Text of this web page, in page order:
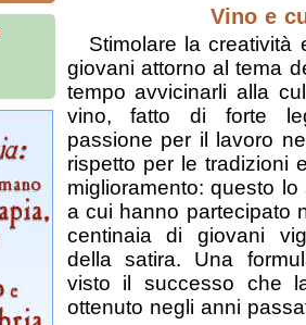
Vino e
Stimolare la
giovani attorno al tema
tempo avvicinarli alla
vino, fatto di forte
passione per il lavoro
rispetto per le tradizioni
miglioramento: questo
a cui hanno partecipato
centinaia di giovani
della satira. Una
visto il successo che
ottenuto negli anni